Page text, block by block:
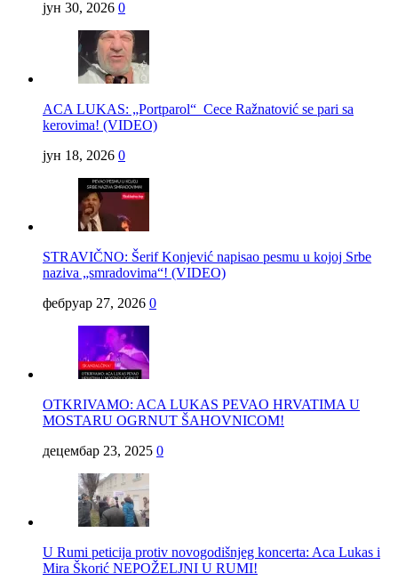
јун 30, 2026 0
ACA LUKAS: „Portparol“ Cece Ražnatović se pari sa
kerovima! (VIDEO)
јун 18, 2026 0
STRAVIČNO: Šerif Konjević napisao pesmu u kojoj Srbe
naziva „smradovima“! (VIDEO)
фебруар 27, 2026 0
OTKRIVAMO: ACA LUKAS PEVAO HRVATIMA U
MOSTARU OGRNUT ŠAHOVNICOM!
децембар 23, 2025 0
U Rumi peticija protiv novogodišnjeg koncerta: Aca Lukas i
Mira Škorić NEPOŽELJNI U RUMI!